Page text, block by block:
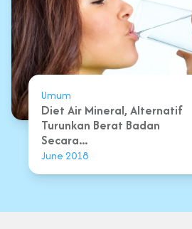
Umum
Diet Air Mineral, Alternatif
Turunkan Berat Badan
Secara...
June 2018